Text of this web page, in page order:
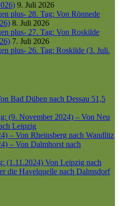
9. Juli 2026
plus- 28. Tag: Von Rönnede
8. Juli 2026
plus- 27. Tag: Von Roskilde
7. Juli 2026
plus- 26. Tag: Roskilde (3. Juli.
Bad Düben nach Dessau 51,5
(9. November 2024) – Von Neu
Leipzig
– Von Rheinsberg nach Wandlitz
– Von Dalmhorst nach
(1.11.2024) Von Leipzig nach
die Havelquelle nach Dalmsdorf